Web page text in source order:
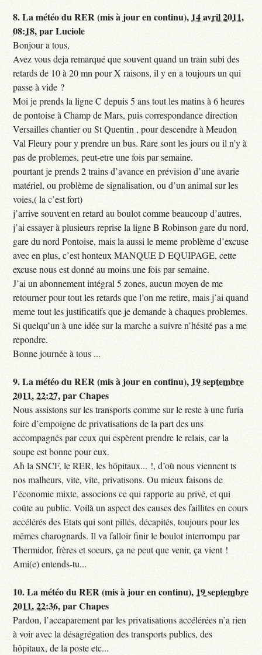
8.La météo du RER (mis à jour en continu), 14 avril 2011,
08:18,parLuciole
Bonjour a tous,
Avez vous deja remarqué que souvent quand un train subi des
retards de 10 à 20 mn pour X raisons, il y en a toujours un qui
passe à vide ?
Moi je prends la ligne C depuis 5 ans tout les matins à 6 heures
de pontoise à Champ de Mars, puis correspondance direction
Versailles chantier ou St Quentin , pour descendre à Meudon
Val Fleury pour y prendre un bus. Rare sont les jours ou il n’y à
pas de problemes, peut-etre une fois par semaine.
pourtant je prends 2 trains d’avance en prévision d’une avarie
matériel, ou problème de signalisation, ou d’un animal sur les
voies,( la c’est fort)
j’arrive souvent en retard au boulot comme beaucoup d’autres,
j’ai essayer à plusieurs reprise la ligne B Robinson gare du nord,
gare du nord Pontoise, mais la aussi le meme problème d’excuse
avec en plus, c’est honteux MANQUE D EQUIPAGE, cette
excuse nous est donné au moins une fois par semaine.
J’ai un abonnement intégral 5 zones, aucun moyen de me
retourner pour tout les retards que l’on me retire, mais j’ai quand
meme tout les justificatifs que je demande à chaques problemes.
Si quelqu’un à une idée sur la marche a suivre n’hésité pas a me
repondre.
Bonne journée à tous ...
9.La météo du RER (mis à jour en continu), 19 septembre
2011, 22:27,parChapes
Nous assistons sur les transports comme sur le reste à une furia
foire d’empoigne de privatisations de la part des uns
accompagnés par ceux qui espèrent prendre le relais, car la
soupe est bonne pour eux.
Ah la SNCF, le RER, les hôpitaux... !, d’où nous viennent ts
nos malheurs, vite, vite, privatisons. Ou mieux faisons de
l’économie mixte, associons ce qui rapporte au privé, et qui
coûte au public. Voilà un aspect des causes des faillites en cours
accélérés des Etats qui sont pillés, décapités, toujours pour les
mêmes charognards. Il va falloir finir le boulot interrompu par
Thermidor, frères et soeurs, ça ne peut que venir, ça vient !
Ami(e) entends-tu...
10.La météo du RER (mis à jour en continu), 19 septembre
2011, 22:36,parChapes
Pardon, l’accaparement par les privatisations accélérées n’a rien
à voir avec la désagrégation des transports publics, des
hôpitaux, de la poste etc...